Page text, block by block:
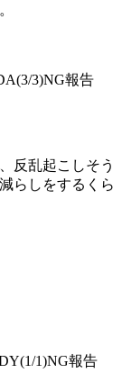
3)NG報告
反乱起こしそう
らしをするくら
1)NG報告